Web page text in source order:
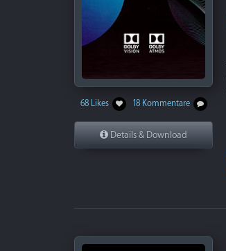
68 Likes 18 Kommentare
Details & Download